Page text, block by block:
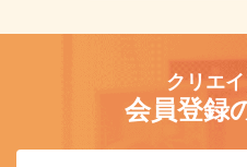
クリエ
会員登録